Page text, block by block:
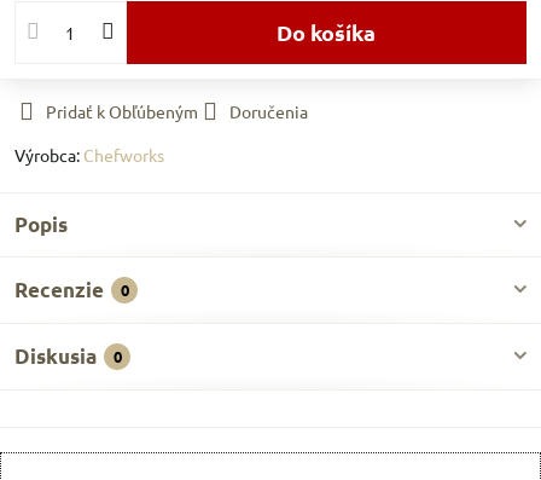
Do košíka
Pridať k Obľúbeným
Doručenia
Výrobca: Chefworks
Popis
Recenzie 0
Diskusia 0